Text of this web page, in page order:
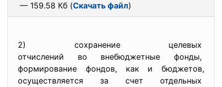
— 159.58 Кб (Скачать файл)
2) сохранение целевых
отчислений во внебюджетные фонды,
формирование фондов, как и бюджетов,
осуществляется за счет отдельных